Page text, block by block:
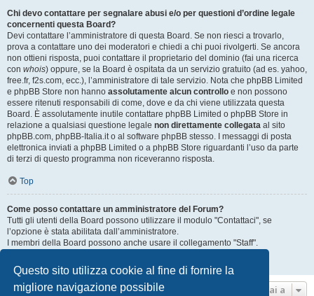
Questo sito utilizza cookie al fine di fornire la
migliore navigazione possibile
Chi devo contattare per segnalare abusi e/o per questioni d’ordine legale
concernenti questa Board?
Devi contattare l’amministratore di questa Board. Se non riesci a trovarlo,
prova a contattare uno dei moderatori e chiedi a chi puoi rivolgerti. Se ancora
non ottieni risposta, puoi contattare il proprietario del dominio (fai una ricerca
con whois) oppure, se la Board è ospitata da un servizio gratuito (ad es. yahoo,
free.fr, f2s.com, ecc.), l’amministratore di tale servizio. Nota che phpBB Limited
e phpBB Store non hanno assolutamente alcun controllo e non possono
essere ritenuti responsabili di come, dove e da chi viene utilizzata questa
Board. È assolutamente inutile contattare phpBB Limited o phpBB Store in
relazione a qualsiasi questione legale non direttamente collegata al sito
phpBB.com, phpBB-Italia.it o al software phpBB stesso. I messaggi di posta
elettronica inviati a phpBB Limited o a phpBB Store riguardanti l’uso da parte
di terzi di questo programma non riceveranno risposta.
Top
Come posso contattare un amministratore del Forum?
Tutti gli utenti della Board possono utilizzare il modulo "Contattaci", se
l’opzione è stata abilitata dall’amministratore.
I membri della Board possono anche usare il collegamento "Staff".
Top
Vai a